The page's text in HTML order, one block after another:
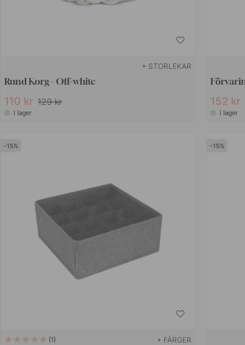
+ STORLEKAR
Rund Korg - Off-white
110 kr 129 kr
I lager
152 kr
I lager
15
1 + FÄRGER
15